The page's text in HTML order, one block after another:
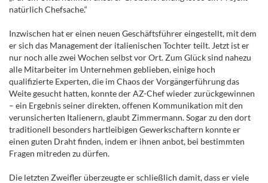
natürlich Chefsache.“
Inzwischen hat er einen neuen Geschäfts­führer eingestellt, mit dem
er sich das Management der italienischen Tochter teilt. Jetzt ist er
nur noch alle zwei Wochen selbst vor Ort. Zum Glück sind nahezu
alle Mitarbeiter im Unternehmen geblieben, einige hoch
qualifizierte Experten, die im Chaos der Vorgängerführung das
Weite gesucht hatten, konnte der AZ-Chef ­wieder zurückgewinnen
– ein Ergebnis seiner direkten, offenen Kommunikation mit den
verunsicherten Italienern, glaubt Zimmermann. Sogar zu den dort
traditionell besonders hartleibigen Gewerkschaftern konnte er
einen guten Draht finden, indem er ihnen anbot, bei ­bestimmten
Fragen mitreden zu dürfen.
Die letzten Zweifler überzeugte er schließlich damit, dass er viele